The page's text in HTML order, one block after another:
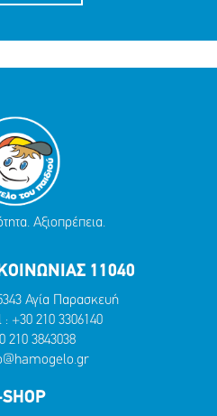
Αξιοπρέπεια.
11040
Αγία Παρασκευή
: +30 210 3306140
210 3843038